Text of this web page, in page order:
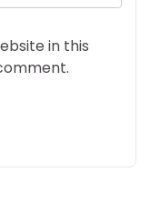
in this